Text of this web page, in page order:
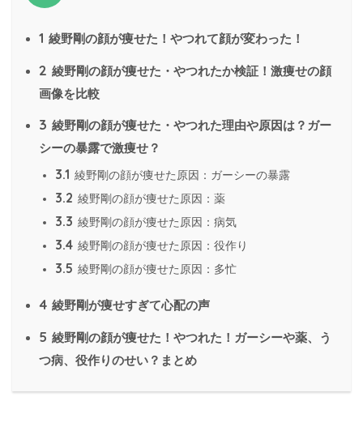
1 綾野剛の顔が痩せた！やつれて顔が変わった！
2 綾野剛の顔が痩せた・やつれたか検証！激痩せの顔
画像を比較
3 綾野剛の顔が痩せた・やつれた理由や原因は？ガー
シーの暴露で激痩せ？
3.1 綾野剛の顔が痩せた原因：ガーシーの暴露
3.2 綾野剛の顔が痩せた原因：薬
3.3 綾野剛の顔が痩せた原因：病気
3.4 綾野剛の顔が痩せた原因：役作り
3.5 綾野剛の顔が痩せた原因：多忙
4 綾野剛が痩せすぎて心配の声
5 綾野剛の顔が痩せた！やつれた！ガーシーや薬、う
つ病、役作りのせい？まとめ